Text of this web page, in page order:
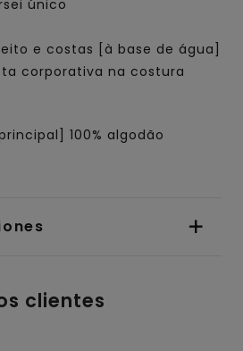
único
e costas [à base de água]
corporativa na costura
100% algodão
clientes